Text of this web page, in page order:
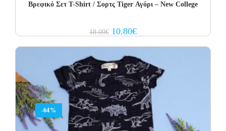
Βρεφικό Σετ Τ-Shirt / Σορτς Tiger Αγόρι – New College
18.00€ Original
price
10.80€Current
price
-64%